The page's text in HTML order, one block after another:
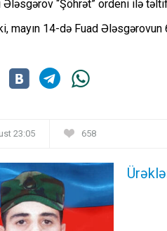
“Şöhrət” ordeni ilə
mayın 14-də Fuad Ələsgərovun
23:05 658